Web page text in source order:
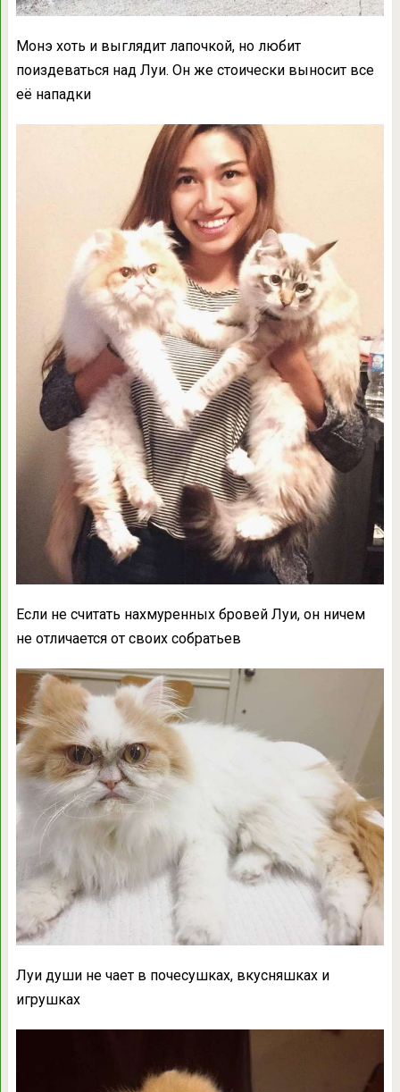
Монэ хоть и выглядит лапочкой, но любит
поиздеваться над Луи. Он же стоически выносит все
её нападки
Если не считать нахмуренных бровей Луи, он ничем
не отличается от своих собратьев
Луи души не чает в почесушках, вкусняшках и
игрушках